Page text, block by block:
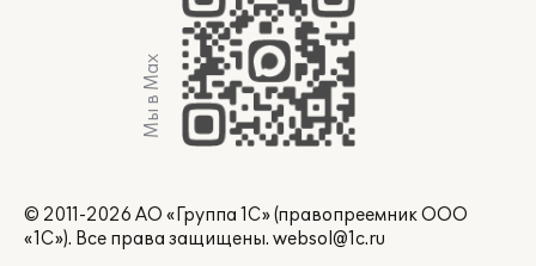
Мы в Max
© 2011-2026 АО «Группа 1С» (правопреемник ООО
«1С»). Все права защищены. websol@1c.ru